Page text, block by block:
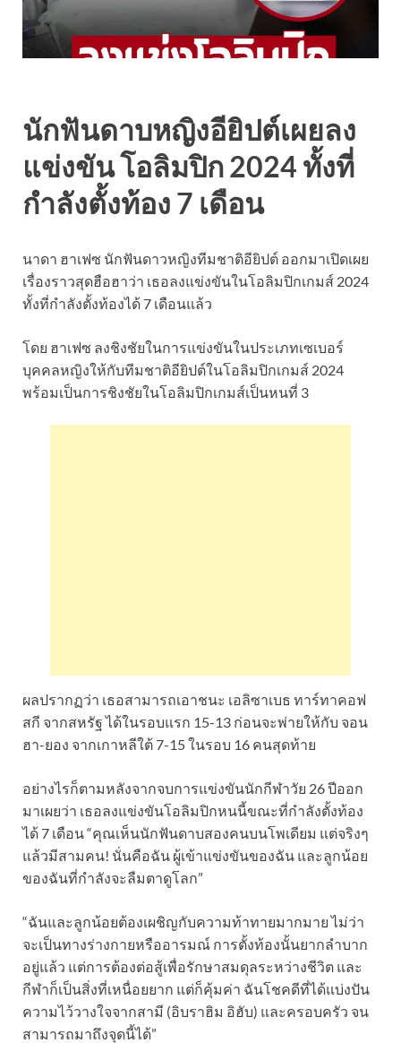
นักฟันดาบหญิงอียิปต์เผยลง
แข่งขัน โอลิมปิก 2024 ทั้งที่
กำลังตั้งท้อง 7 เดือน
นาดา ฮาเฟซ นักฟันดาวหญิงทีมชาติอียิปต์ ออกมาเปิดเผย
เรื่องราวสุดฮือฮาว่า เธอลงแข่งขันในโอลิมปิกเกมส์ 2024
ทั้งที่กำลังตั้งท้องได้ 7 เดือนแล้ว
โดย ฮาเฟซ ลงชิงชัยในการแข่งขันในประเภทเซเบอร์
บุคคลหญิงให้กับทีมชาติอียิปต์ในโอลิมปิกเกมส์ 2024
พร้อมเป็นการชิงชัยในโอลิมปิกเกมส์เป็นหนที่ 3
ผลปรากฏว่า เธอสามารถเอาชนะ เอลิซาเบธ ทาร์ทาคอฟ
สกี จากสหรัฐ ได้ในรอบแรก 15-13 ก่อนจะพ่ายให้กับ จอน
ฮา-ยอง จากเกาหลีใต้ 7-15 ในรอบ 16 คนสุดท้าย
อย่างไรก็ตามหลังจากจบการแข่งขันนักกีฬาวัย 26 ปีออก
มาเผยว่า เธอลงแข่งขันโอลิมปิกหนนี้ขณะที่กำลังตั้งท้อง
ได้ 7 เดือน “คุณเห็นนักฟันดาบสองคนบนโพเดียม แต่จริงๆ
แล้วมีสามคน! นั่นคือฉัน ผู้เข้าแข่งขันของฉัน และลูกน้อย
ของฉันที่กำลังจะลืมตาดูโลก”
“ฉันและลูกน้อยต้องเผชิญกับความท้าทายมากมาย ไม่ว่า
จะเป็นทางร่างกายหรืออารมณ์ การตั้งท้องนั้นยากลำบาก
อยู่แล้ว แต่การต้องต่อสู้เพื่อรักษาสมดุลระหว่างชีวิต และ
กีฬาก็เป็นสิ่งที่เหนื่อยยาก แต่ก็คุ้มค่า ฉันโชคดีที่ได้แบ่งปัน
ความไว้วางใจจากสามี (อิบราฮิม อิฮับ) และครอบครัว จน
สามารถมาถึงจุดนี้ได้”